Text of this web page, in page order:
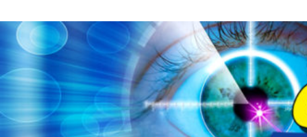
to
contentvinivida.lk